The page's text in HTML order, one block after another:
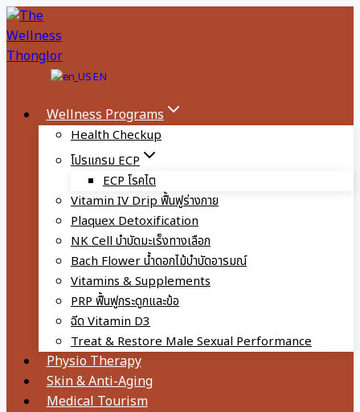
Skip
to
content
EN
Wellness Programs
Health Checkup
โปรแกรม ECP
ECP โรคไต
Vitamin IV Drip ฟื้นฟูร่างกาย
Plaquex Detoxification
NK Cell บำบัดมะเร็งทางเลือก
Bach Flower น้ำดอกไม้บำบัดอารมณ์
Vitamins & Supplements
PRP ฟื้นฟูกระดูกและข้อ
ฉีด Vitamin D3
Treat & Restore Male Sexual Performance
Physio Therapy
Skin & Anti-Aging
Medical Tourism